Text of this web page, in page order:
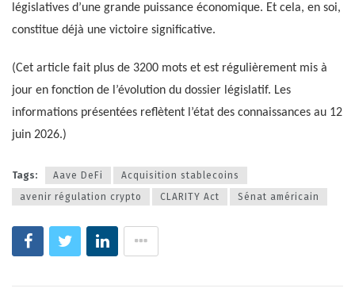
législatives d’une grande puissance économique. Et cela, en soi,
constitue déjà une victoire significative.
(Cet article fait plus de 3200 mots et est régulièrement mis à
jour en fonction de l’évolution du dossier législatif. Les
informations présentées reflètent l’état des connaissances au 12
juin 2026.)
Tags: Aave DeFi
Acquisition stablecoins
avenir régulation crypto
CLARITY Act Sénat américain